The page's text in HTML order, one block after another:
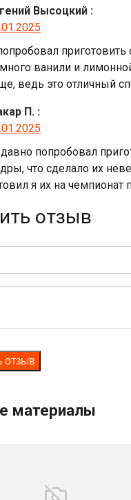
Высоцкий :
ванили и
ведь это отличный
П. :
попробовал
что сделало их
я их на
отзыв
материалы